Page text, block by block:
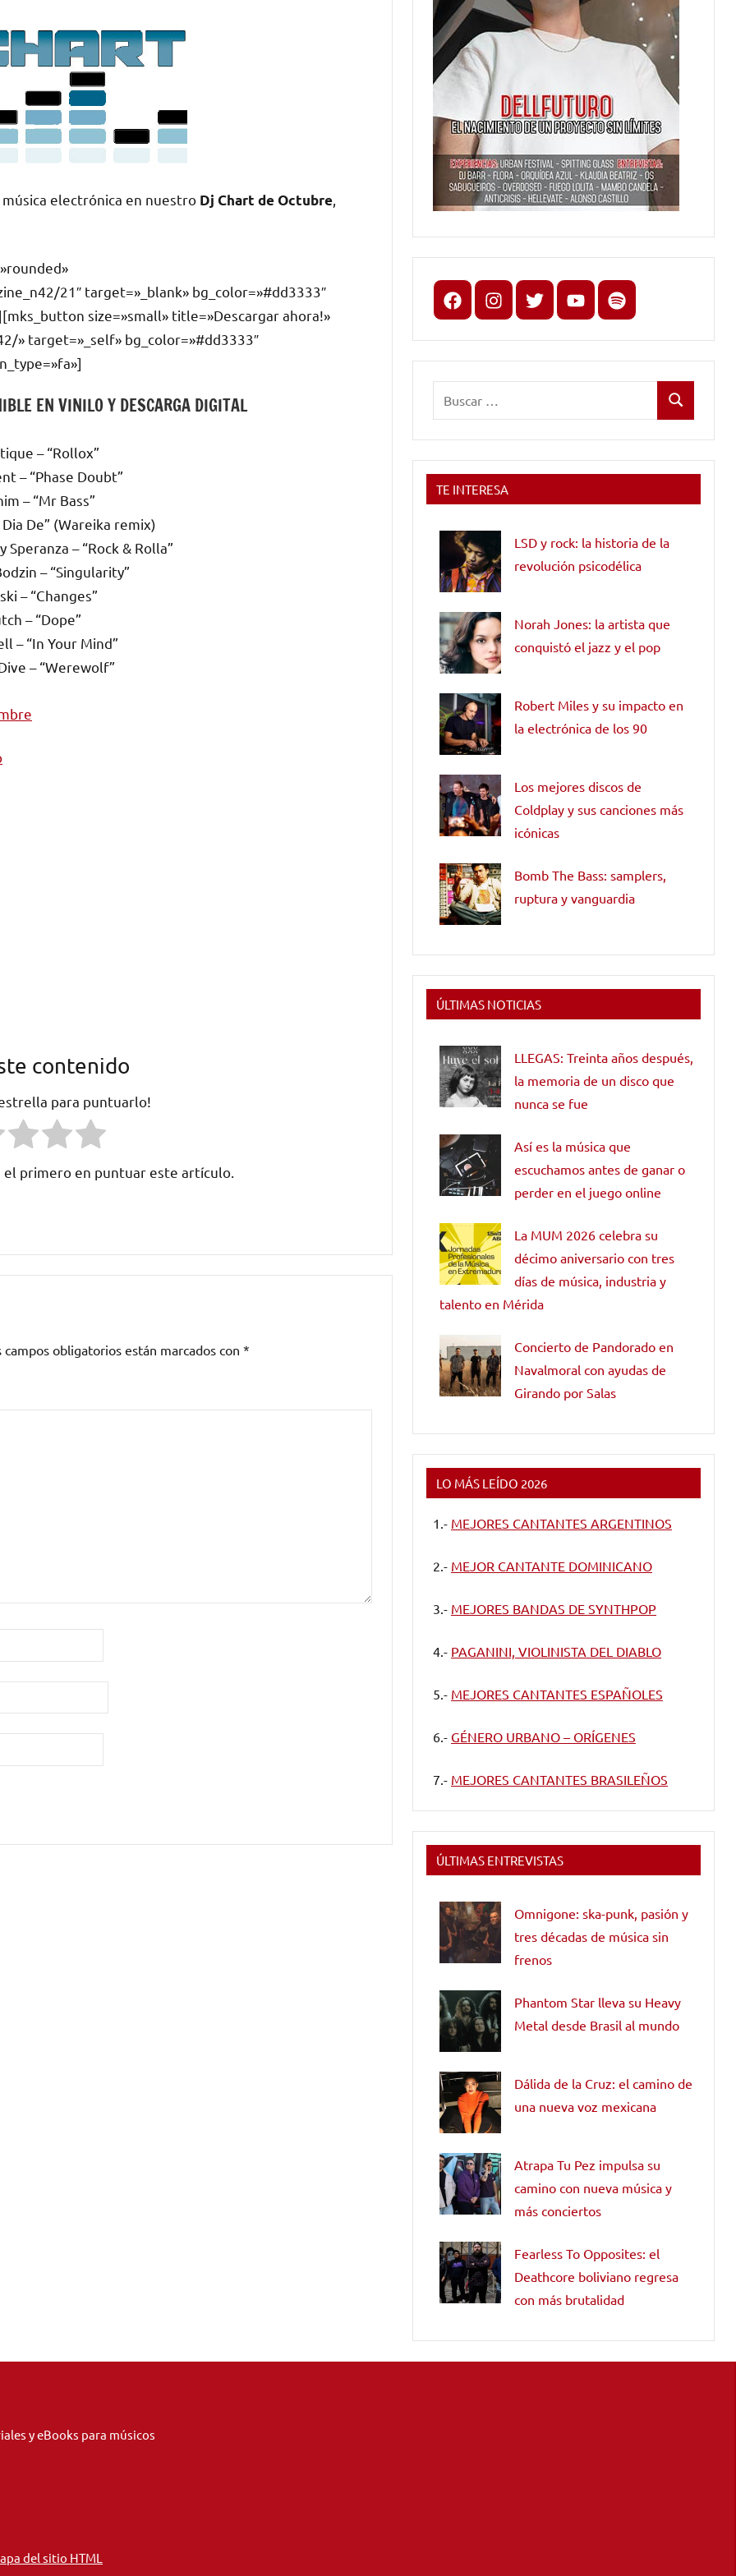
electrónica en nuestro Dj Chart de Octubre
21″ target=»_blank» bg_color=»#dd3333″
size=»small» title=»Descargar ahora!»
» target=»_self» bg_color=»#dd3333″
EN VINILO Y DESCARGA DIGITAL
– “Rollox”
– “Phase Doubt”
– “Mr Bass”
Dia De” (Wareika remix)
– “Rock & Rolla”
– “Singularity”
– “Changes”
– “Dope”
– “In Your Mind”
– “Werewolf”
contenido
para puntuarlo!
el primero en puntuar este artículo.
campos obligatorios están marcados con *
FacebookInstagram
X youtubespotify
Buscar
TE INTERESA
LSD y rock: la historia de la
revolución psicodélica
Norah Jones: la artista que
conquistó el jazz y el pop
Robert Miles y su impacto en
la electrónica de los 90
Los mejores discos de
Coldplay y sus canciones más
icónicas
Bomb The Bass: samplers,
ruptura y vanguardia
ÚLTIMAS NOTICIAS
LLEGAS: Treinta años después,
la memoria de un disco que
nunca se fue
Así es la música que
escuchamos antes de ganar o
perder en el juego online
La MUM 2026 celebra su
décimo aniversario con tres
días de música, industria y
talento en Mérida
Concierto de Pandorado en
Navalmoral con ayudas de
Girando por Salas
LO MÁS LEÍDO 2026
1.- MEJORES CANTANTES ARGENTINOS
2.- MEJOR CANTANTE DOMINICANO
3.- MEJORES BANDAS DE SYNTHPOP
4.- PAGANINI, VIOLINISTA DEL DIABLO
5.- MEJORES CANTANTES ESPAÑOLES
6.- GÉNERO URBANO – ORÍGENES
7.- MEJORES CANTANTES BRASILEÑOS
ÚLTIMAS ENTREVISTAS
Omnigone: ska-punk, pasión y
tres décadas de música sin
frenos
Phantom Star lleva su Heavy
Metal desde Brasil al mundo
Dálida de la Cruz: el camino de
una nueva voz mexicana
Atrapa Tu Pez impulsa su
camino con nueva música y
más conciertos
Fearless To Opposites: el
Deathcore boliviano regresa
con más brutalidad
y eBooks para músicos
del sitio HTML